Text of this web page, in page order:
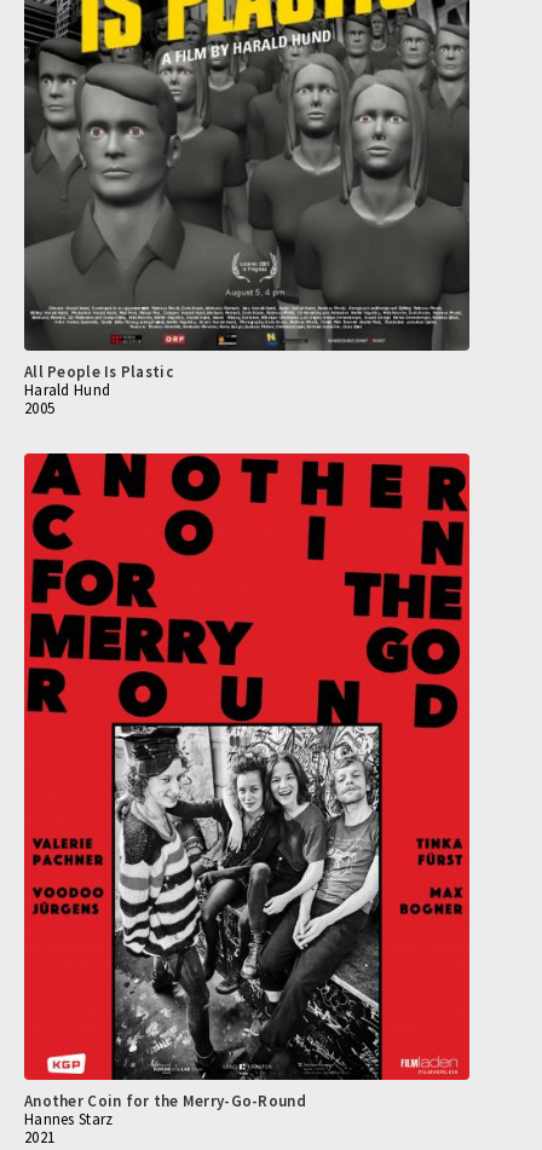
All People Is Plastic
Harald Hund
2005
Another Coin for the Merry-Go-Round
Hannes Starz
2021